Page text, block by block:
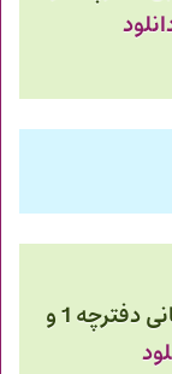
سوالات و پاسخنامه کنکور انسانی دفترچه 1 و